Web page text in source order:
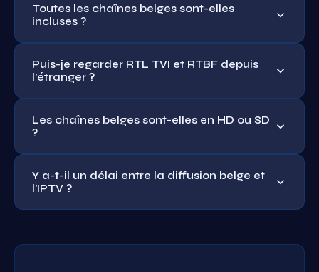
Toutes les chaînes belges sont-elles
incluses ?
La Trois), Plug RTL, AB3, BX1, locales wallones. Plus de
95% de l'audience belge francophone couverte.
Puis-je regarder RTL TVI et RTBF depuis
l'étranger ?
l'Espagne, le Maroc ou ailleurs, vous accédez aux
Les chaînes belges sont-elles en HD ou SD
?
HD 1080p. Certaines chaînes locales en SD selon leur
Y a-t-il un délai entre la diffusion belge et
l'IPTV ?